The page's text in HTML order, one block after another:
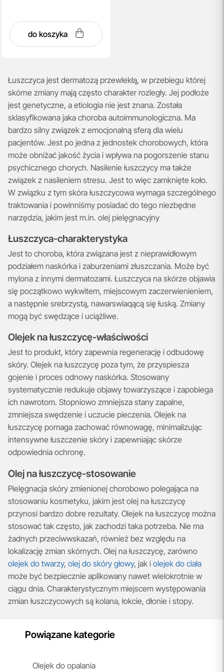
do koszyka
Łuszczyca jest dermatozą przewlekłą, w przebiegu której
skórne zmiany mają często charakter rozległy. Jej podłoże
jest genetyczne, a etiologia nie jest znana. Została
sklasyfikowana jaka choroba autoimmunologiczna. Ma
bardzo silny związek z emocjonalną sferą dla wielu
pacjentów. Jest po jedna z jednostek chorobowych, która
może obniżać jakość życia i wpływa na pogorszenie stanu
psychicznego chorych. Nasilenie łuszczycy ma także
związek z nasileniem stresu. Jest to więc zamknięte koło.
W związku z tym skóra łuszczycowa wymaga szczególnego
traktowania i powinniśmy posiadać do tego niezbędne
narzędzia, jakim jest m.in. olej pielęgnacyjny
Łuszczyca-charakterystyka
Jest to choroba, która związana jest z nieprawidłowym
podziałem naskórka i zaburzeniami złuszczania. Może być
mylona z innymi dermatozami. Łuszczyca na skórze objawia
się początkowo wykwitem, miejscowym zaczerwienieniem,
a następnie srebrzystą, nawarswiaqącą się łuską. Zmiany
mogą być swędzące i uciążliwe.
Olejek na łuszczycę-właściwości
Jest to produkt, który zapewnia regenerację i odbudowę
skóry. Olejek na łuszczycę poza tym, że przyspiesza
gojenie i proces odnowy naskórka. Stosowany
systematycznie redukuje objawy towarzyszące i zapobiega
ich nawrotom. Stopniowo zmniejsza stany zapalne,
zmniejsza swędzenie i uczucie pieczenia. Olejek na
łuszczycę pomaga zachować równowagę, minimalizując
intensywne łuszczenie skóry i zapewniając skórze
odpowiednia ochronę.
Olej na łuszczycę-stosowanie
Pielęgnacja skóry zmienionej chorobowo polegająca na
stosowaniu kosmetyku, jakim jest olej na łuszczycę
przynosi bardzo dobre rezultaty. Olejek na łuszczycę można
stosować tak często, jak zachodzi taka potrzeba. Nie ma
żadnych przeciwwskazań, również bez względu na
lokalizację zmian skórnych. Olej na łuszczycę, zarówno
olejek do twarzy, olej do skóry głowy, jak i olejek do ciała
może być bezpiecznie aplikowany nawet wielokrotnie w
ciągu dnia. Charakterystycznym miejscem występowania
zmian łuszczycowych są kolana, łokcie, dłonie i stopy.
Powiązane kategorie
Olejek do opalania